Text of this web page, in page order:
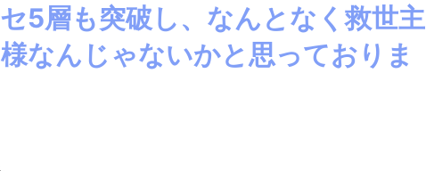
5層も突破し、なんとなく救世主
様なんじゃないかと思っておりま